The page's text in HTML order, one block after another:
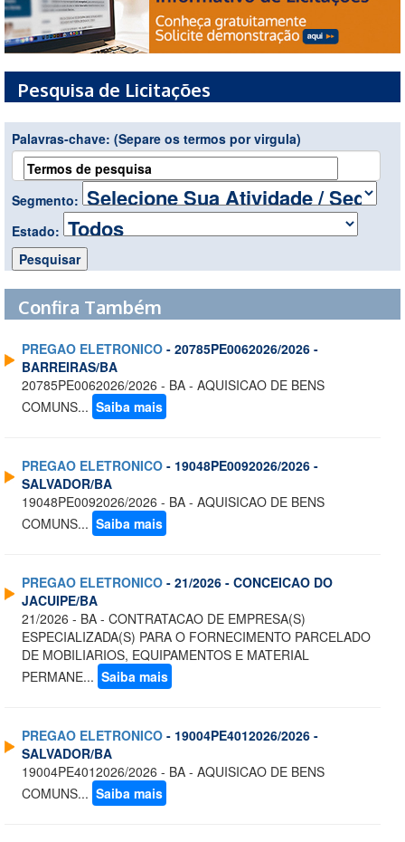
Pesquisa de Licitações
Palavras-chave: (Separe os termos por virgula)
Segmento:
Estado:
Confira Também
PREGAO ELETRONICO - 20785PE0062026/2026 -
BARREIRAS/BA
20785PE0062026/2026 - BA - AQUISICAO DE BENS
COMUNS... Saiba mais
PREGAO ELETRONICO - 19048PE0092026/2026 -
SALVADOR/BA
19048PE0092026/2026 - BA - AQUISICAO DE BENS
COMUNS... Saiba mais
PREGAO ELETRONICO - 21/2026 - CONCEICAO DO
JACUIPE/BA
21/2026 - BA - CONTRATACAO DE EMPRESA(S)
ESPECIALIZADA(S) PARA O FORNECIMENTO PARCELADO
DE MOBILIARIOS, EQUIPAMENTOS E MATERIAL
PERMANE... Saiba mais
PREGAO ELETRONICO - 19004PE4012026/2026 -
SALVADOR/BA
19004PE4012026/2026 - BA - AQUISICAO DE BENS
COMUNS... Saiba mais